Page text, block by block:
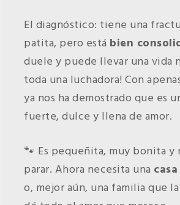
El diagnóstico: tiene una
patita, pero está bien
duele y puede llevar una vida
toda una luchadora! Con
ya nos ha demostrado que es
fuerte, dulce y llena de amor.
🐾 Es pequeñita, muy bonita y
parar. Ahora necesita una
o, mejor aún, una familia que